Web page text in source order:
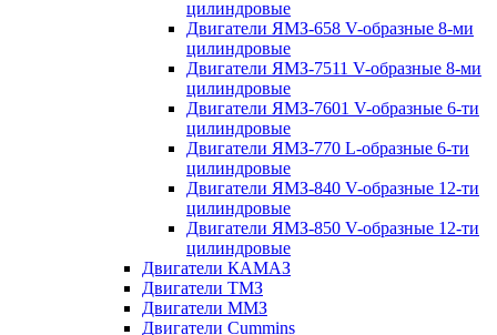
цилиндровые
Двигатели ЯМЗ-658 V-образные 8-ми
цилиндровые
Двигатели ЯМЗ-7511 V-образные 8-ми
цилиндровые
Двигатели ЯМЗ-7601 V-образные 6-ти
цилиндровые
Двигатели ЯМЗ-770 L-образные 6-ти
цилиндровые
Двигатели ЯМЗ-840 V-образные 12-ти
цилиндровые
Двигатели ЯМЗ-850 V-образные 12-ти
цилиндровые
Двигатели КАМАЗ
Двигатели ТМЗ
Двигатели ММЗ
Двигатели Cummins